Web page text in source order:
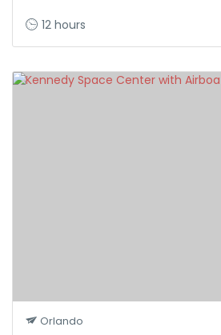
12 hours
Orlando